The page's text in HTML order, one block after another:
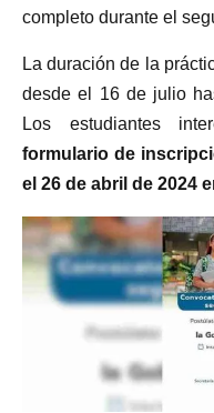
completo durante el
La duración de la
desde el 16 de julio
Los estudiantes
formulario de
el 26 de abril de 2024